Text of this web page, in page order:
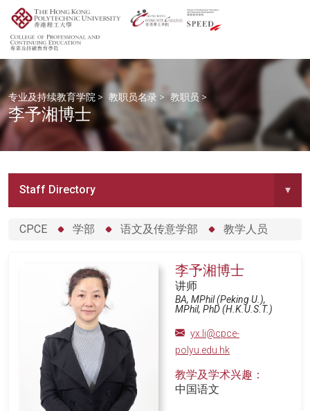
专业及持续教育学院 > 教职员名录 > 教职员 >
李予湘博士
Staff Directory ▾
CPCE 学部 语文及传意学部 教学人员
李予湘博士
讲师
BA, MPhil (Peking U.),
MPhil, PhD (H.K.U.S.T.)
yx.li@cpce-
polyu.edu.hk
教学及学术兴趣：
中国语文